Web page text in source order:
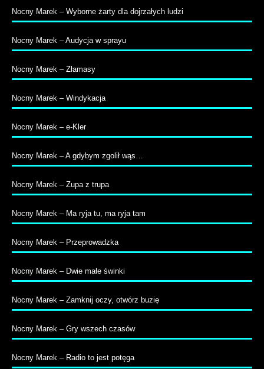
Nocny Marek – Wyborne żarty dla dojrzałych ludzi
Nocny Marek – Audycja w sprayu
Nocny Marek – Złamasy
Nocny Marek – Windykacja
Nocny Marek – e-Kler
Nocny Marek – A gdybym zgolił wąs…
Nocny Marek – Zupa z trupa
Nocny Marek – Ma ryja tu, ma ryja tam
Nocny Marek – Przeprowadzka
Nocny Marek – Dwie małe świnki
Nocny Marek – Zamknij oczy, otwórz buzię
Nocny Marek – Gry wszech czasów
Nocny Marek – Radio to jest potęga